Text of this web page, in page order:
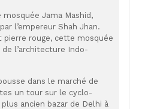
Jama Mashid,
l’empereur Shah Jhan.
pierre rouge, cette mosquée
l’architecture Indo-
dans le marché de
un tour sur le cyclo-
ancien bazar de Delhi à